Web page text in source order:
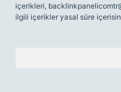
içerikleri,
ilgili içerikler yasal süre